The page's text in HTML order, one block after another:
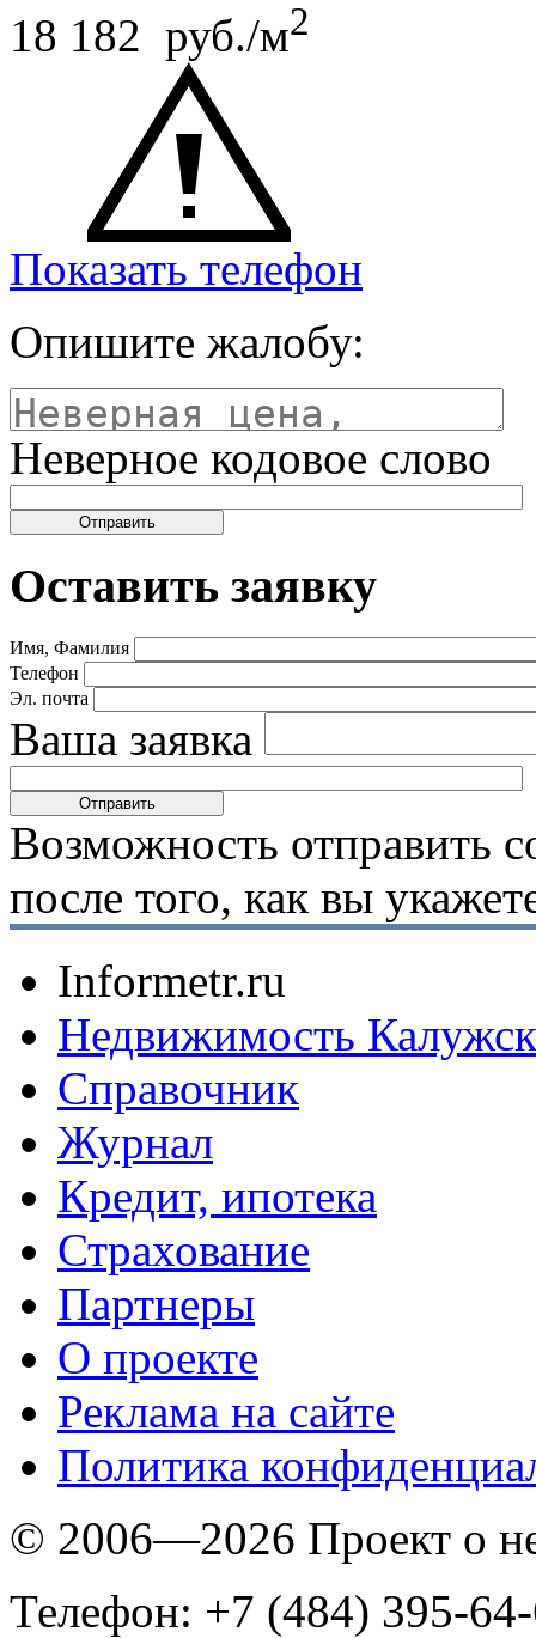
18 182 руб./м2
Показать телефон
Опишите жалобу:
Неверное кодовое слово
Оставить заявку
Имя, Фамилия
Телефон
Эл. почта
Ваша заявка
Возможность отправить
после того, как вы
Informetr.ru
Недвижимость
Справочник
Журнал
Кредит, ипотека
Страхование
Партнеры
O проекте
Реклама на сайте
Политика
© 2006—2026 Проект о
Телефон: +7 (484) 395-